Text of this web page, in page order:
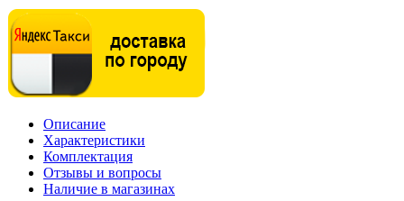
Описание
Характеристики
Комплектация
Отзывы и вопросы
Наличие в магазинах